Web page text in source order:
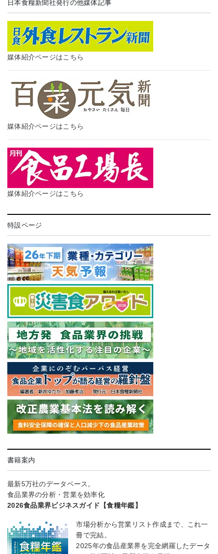
日本食糧新聞社発行の他媒体記事
媒体紹介ページはこちら
媒体紹介ページはこちら
媒体紹介ページはこちら
特設ページ
書籍案内
最新5万社のデータベース。
食品業界の分析・営業を効率化
2026食品業界ビジネスガイド【食糧年鑑】
市場分析から営業リスト作成まで、これ一
冊で完結。
2025年の食品産業界を完全網羅したデータ